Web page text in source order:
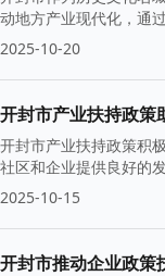
动地方产业现代化，通
2025-10-20
开封市产业扶持政策
开封市产业扶持政策积
社区和企业提供良好的
2025-10-15
开封市推动企业政策